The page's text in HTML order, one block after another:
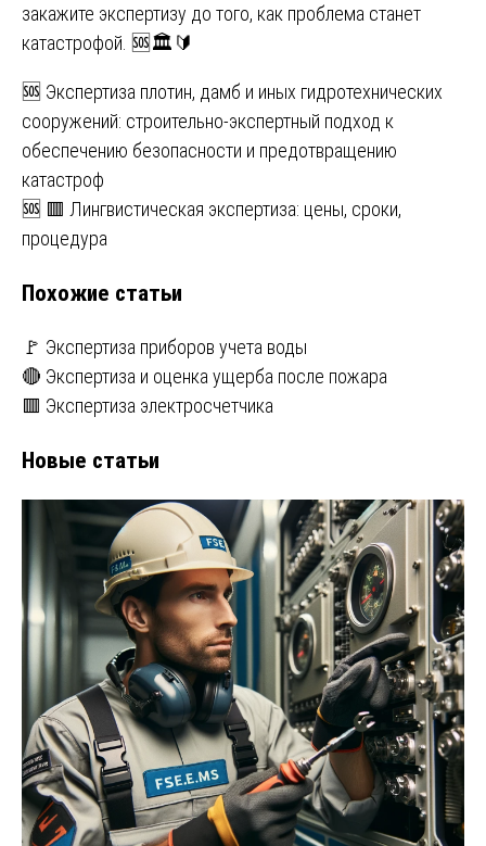
закажите экспертизу до того, как проблема станет
катастрофой. 🆘🏛️🔰
Навигация
по
записям
🆘 Экспертиза плотин, дамб и иных гидротехнических
сооружений: строительно-экспертный подход к
обеспечению безопасности и предотвращению
катастроф
🆘 🟥 Лингвистическая экспертиза: цены, сроки,
процедура
Похожие статьи
🚩 Экспертиза приборов учета воды
🔴 Экспертиза и оценка ущерба после пожара
🟥 Экспертиза электросчетчика
Новые статьи